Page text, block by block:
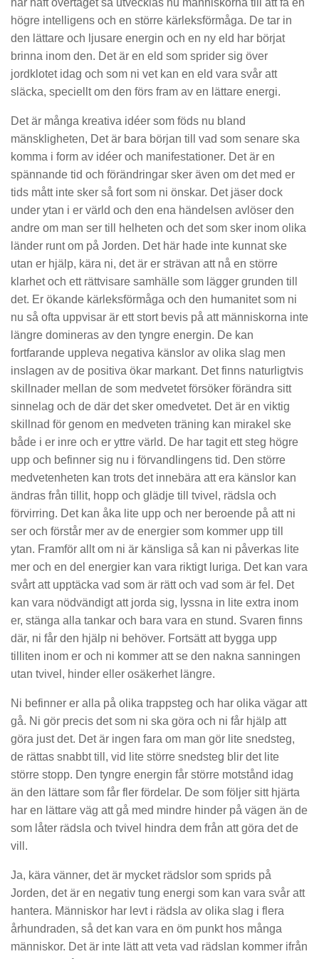
högre intelligens och en större kärleksförmåga. De tar in
den lättare och ljusare energin och en ny eld har börjat
brinna inom den. Det är en eld som sprider sig över
jordklotet idag och som ni vet kan en eld vara svår att
släcka, speciellt om den förs fram av en lättare energi.
Det är många kreativa idéer som föds nu bland
mänskligheten, Det är bara början till vad som senare ska
komma i form av idéer och manifestationer. Det är en
spännande tid och förändringar sker även om det med er
tids mått inte sker så fort som ni önskar. Det jäser dock
under ytan i er värld och den ena händelsen avlöser den
andre om man ser till helheten och det som sker inom olika
länder runt om på Jorden. Det här hade inte kunnat ske
utan er hjälp, kära ni, det är er strävan att nå en större
klarhet och ett rättvisare samhälle som lägger grunden till
det. Er ökande kärleksförmåga och den humanitet som ni
nu så ofta uppvisar är ett stort bevis på att människorna inte
längre domineras av den tyngre energin. De kan
fortfarande uppleva negativa känslor av olika slag men
inslagen av de positiva ökar markant. Det finns naturligtvis
skillnader mellan de som medvetet försöker förändra sitt
sinnelag och de där det sker omedvetet. Det är en viktig
skillnad för genom en medveten träning kan mirakel ske
både i er inre och er yttre värld. De har tagit ett steg högre
upp och befinner sig nu i förvandlingens tid. Den större
medvetenheten kan trots det innebära att era känslor kan
ändras från tillit, hopp och glädje till tvivel, rädsla och
förvirring. Det kan åka lite upp och ner beroende på att ni
ser och förstår mer av de energier som kommer upp till
ytan. Framför allt om ni är känsliga så kan ni påverkas lite
mer och en del energier kan vara riktigt luriga. Det kan vara
svårt att upptäcka vad som är rätt och vad som är fel. Det
kan vara nödvändigt att jorda sig, lyssna in lite extra inom
er, stänga alla tankar och bara vara en stund. Svaren finns
där, ni får den hjälp ni behöver. Fortsätt att bygga upp
tilliten inom er och ni kommer att se den nakna sanningen
utan tvivel, hinder eller osäkerhet längre.
Ni befinner er alla på olika trappsteg och har olika vägar att
gå. Ni gör precis det som ni ska göra och ni får hjälp att
göra just det. Det är ingen fara om man gör lite snedsteg,
de rättas snabbt till, vid lite större snedsteg blir det lite
större stopp. Den tyngre energin får större motstånd idag
än den lättare som får fler fördelar. De som följer sitt hjärta
har en lättare väg att gå med mindre hinder på vägen än de
som låter rädsla och tvivel hindra dem från att göra det de
vill.
Ja, kära vänner, det är mycket rädslor som sprids på
Jorden, det är en negativ tung energi som kan vara svår att
hantera. Människor har levt i rädsla av olika slag i flera
århundraden, så det kan vara en öm punkt hos många
människor. Det är inte lätt att veta vad rädslan kommer ifrån